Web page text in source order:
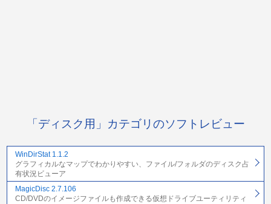
「ディスク用」カテゴリのソフトレビュー
WinDirStat 1.1.2
グラフィカルなマップでわかりやすい、ファイル/フォルダのディスク占
有状況ビューア
MagicDisc 2.7.106
CD/DVDのイメージファイルも作成できる仮想ドライブユーティリティ